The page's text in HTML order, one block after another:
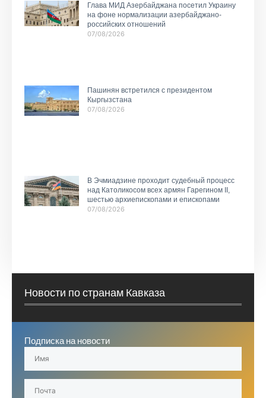
Глава МИД Азербайджана посетил Украину
на фоне нормализации азербайджано-
российских отношений
07/08/2026
Пашинян встретился с президентом
Кыргызстана
07/08/2026
В Эчмиадзине проходит судебный процесс
над Католикосом всех армян Гарегином II,
шестью архиепископами и епископами
07/08/2026
Новости по странам Кавказа
Подписка на новости